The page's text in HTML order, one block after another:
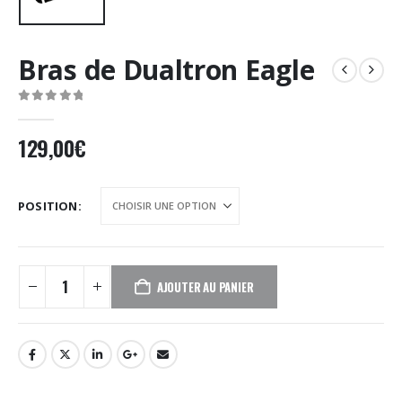
Bras de Dualtron Eagle
129,00€
POSITION
AJOUTER AU PANIER